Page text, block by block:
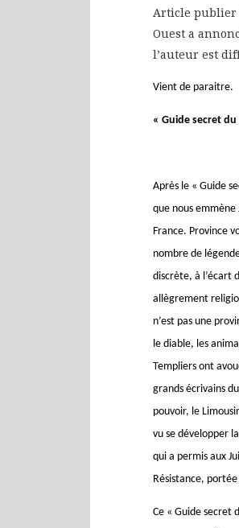
Article publier
Ouest a
l’auteur est
Vient de paraitre.
« Guide secret
Après le « Guide
que nous
France. Province
nombre de
discrète, à l’écart
allègrement
n’est pas une
le diable, les
Templiers ont
grands écrivains
pouvoir, le
vu se développer
qui a permis aux
Résistance,
Ce « Guide secret